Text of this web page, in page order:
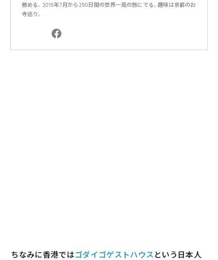
務める。2015年7月から250日間の世界一周の旅にでる。趣味は京都のお
寺巡り。
ちなみに香港ではゴダイゴゲストハウス という日本人